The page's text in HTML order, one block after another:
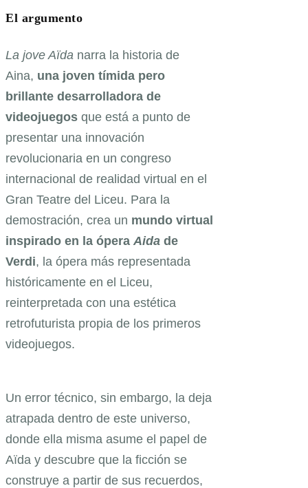
El argumento
La jove Aïda narra la historia de
Aina, una joven tímida pero
brillante desarrolladora de
videojuegos que está a punto de
presentar una innovación
revolucionaria en un congreso
internacional de realidad virtual en el
Gran Teatre del Liceu. Para la
demostración, crea un mundo virtual
inspirado en la ópera Aida de
Verdi, la ópera más representada
históricamente en el Liceu,
reinterpretada con una estética
retrofuturista propia de los primeros
videojuegos.
Un error técnico, sin embargo, la deja
atrapada dentro de este universo,
donde ella misma asume el papel de
Aïda y descubre que la ficción se
construye a partir de sus recuerdos,